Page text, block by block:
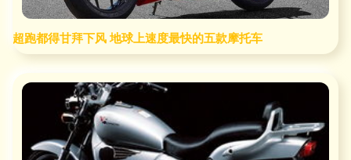
超跑都得甘拜下风 地球上速度最快的五款摩托车